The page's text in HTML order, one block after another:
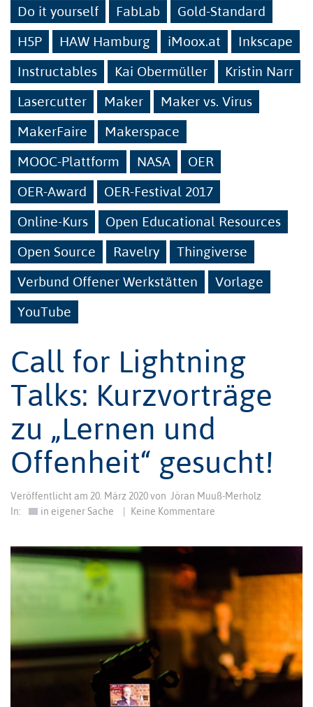
Do it yourself
FabLab
Gold-Standard
H5P
HAW Hamburg iMoox.at
Inkscape
Instructables
Kai Obermüller
Kristin Narr
Lasercutter
Maker
Maker vs. Virus
MakerFaire
Makerspace
MOOC-Plattform
NASA
OER
OER-Award
OER-Festival 2017
Online-Kurs
Open Educational Resources
Open Source
Ravelry
Thingiverse
Verbund Offener Werkstätten
Vorlage
YouTube
Call for Lightning
Talks: Kurzvorträge
zu „Lernen und
Offenheit“ gesucht!
Veröffentlicht am 20. März 2020von Jöran Muuß-Merholz
In:
in eigener Sache | Keine Kommentare